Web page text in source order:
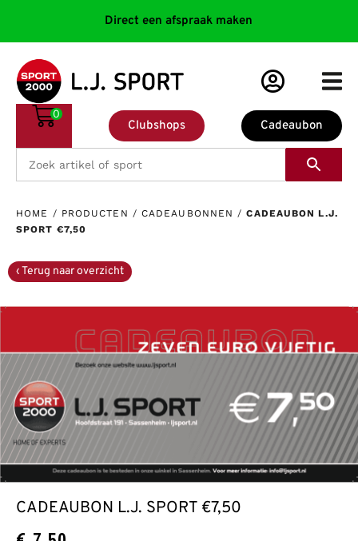
Direct een afspraak maken
Cadeaubon
Clubshops
0
HOME / PRODUCTEN / CADEAUBONNEN /CADEAUBON L.J.
SPORT €7,50
CADEAUBON L.J. SPORT €7,50